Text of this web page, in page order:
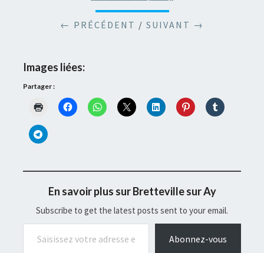
← PRÉCÉDENT / SUIVANT →
Images liées:
Partager :
En savoir plus sur Bretteville sur Ay
Subscribe to get the latest posts sent to your email.
Saisissez votre adresse e-mail…
Abonnez-vous